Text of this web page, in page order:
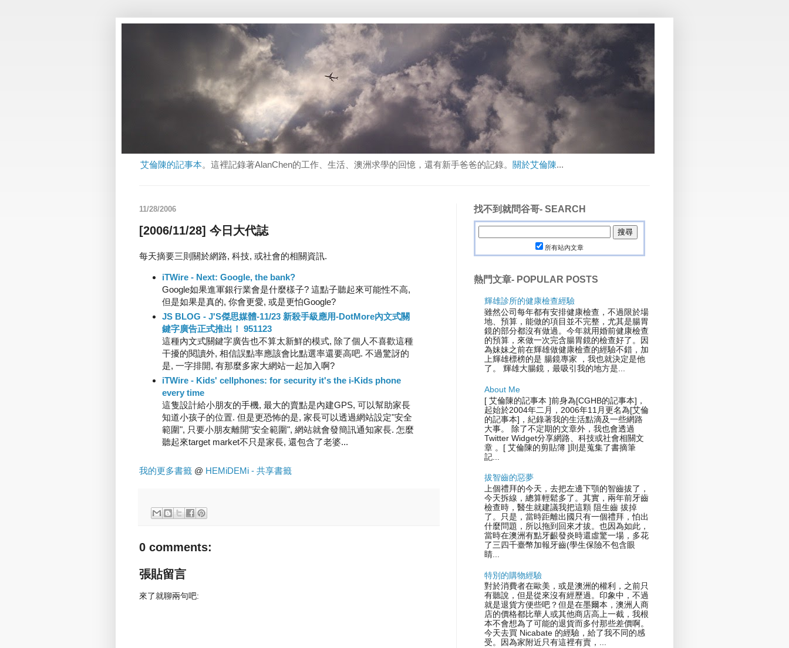
艾倫陳的記事本。這裡記錄著AlanChen的工作、生活、澳洲求學的回憶，還有新手爸爸的記錄。 關於艾倫陳...
11/28/2006
[2006/11/28] 今日大代誌
每天摘要三則關於網路, 科技, 或社會的相關資訊.
iTWire - Next: Google, the bank?
Google如果進軍銀行業會是什麼樣子? 這點子聽起來可能性不高,
但是如果是真的, 你會更愛, 或是更怕Google?
JS BLOG - J'S傑思媒體-11/23 新殺手級應用-DotMore內文式關
鍵字廣告正式推出！ 951123
這種內文式關鍵字廣告也不算太新鮮的模式, 除了個人不喜歡這種
干擾的閱讀外, 相信誤點率應該會比點選率還要高吧. 不過驚訝的
是, 一字排開, 有那麼多家大網站一起加入啊?
iTWire - Kids' cellphones: for security it's the i-Kids phone
every time
這隻設計給小朋友的手機, 最大的賣點是內建GPS, 可以幫助家長
知道小孩子的位置. 但是更恐怖的是, 家長可以透過網站設定"安全
範圍", 只要小朋友離開"安全範圍", 網站就會發簡訊通知家長. 怎麼
聽起來target market不只是家長, 還包含了老婆...
我的更多書籤 @ HEMiDEMi - 共享書籤
0 comments:
張貼留言
來了就聊兩句吧:
找不到就問谷哥- SEARCH
所有站內文章
熱門文章- POPULAR POSTS
輝雄診所的健康檢查經驗
雖然公司每年都有安排健康檢查，不過限於場
地、預算，能做的項目並不完整，尤其是腸胃
鏡的部分都沒有做過。今年就用婚前健康檢查
的預算，來做一次完含腸胃鏡的檢查好了。因
為妹妹之前在輝雄做健康檢查的經驗不錯，加
上輝雄標榜的是 腸鏡專家 ，我也就決定是他
了。 輝雄大腸鏡，最吸引我的地方是...
About Me
[ 艾倫陳的記事本 ]前身為[CGHB的記事本]，
起始於2004年二月，2006年11月更名為[艾倫
的記事本]，紀錄著我的生活點滴及一些網路
大事。 除了不定期的文章外，我也會透過
Twitter Widget分享網路、科技或社會相關文
章 。[ 艾倫陳的剪貼簿 ]則是蒐集了書摘筆
記...
拔智齒的惡夢
上個禮拜的今天，去把左邊下顎的智齒拔了，
今天拆線，總算輕鬆多了。其實，兩年前牙齒
檢查時，醫生就建議我把這顆 阻生齒 拔掉
了。只是，當時距離出國只有一個禮拜，怕出
什麼問題，所以拖到回來才拔。也因為如此，
當時在澳洲有點牙齦發炎時還虛驚一場，多花
了三四千臺幣加報牙齒(學生保險不包含眼
睛...
特別的購物經驗
對於消費者在歐美，或是澳洲的權利，之前只
有聽說，但是從來沒有經歷過。印象中，不過
就是退貨方便些吧？但是在墨爾本，澳洲人商
店的價格都比華人或其他商店高上一截，我根
本不會想為了可能的退貨而多付那些差價啊。
今天去買 Nicabate 的經驗，給了我不同的感
受。因為家附近只有這裡有賣，...